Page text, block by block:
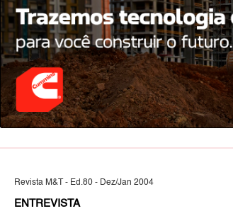
Revista M&T - Ed.80 - Dez/Jan 2004
ENTREVISTA